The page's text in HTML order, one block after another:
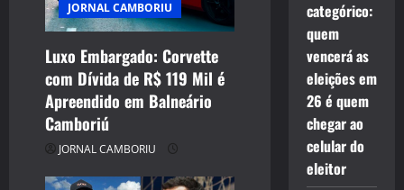
JORNAL CAMBORIU
Luxo Embargado: Corvette
com Dívida de R$ 119 Mil é
Apreendido em Balneário
Camboriú
JORNAL CAMBORIU
categórico:
quem
vencerá as
eleições em
26 é quem
chegar ao
celular do
eleitor